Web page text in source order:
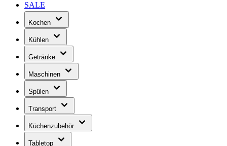
SALE
Kochen
Kühlen
Getränke
Maschinen
Spülen
Transport
Küchenzubehör
Tabletop